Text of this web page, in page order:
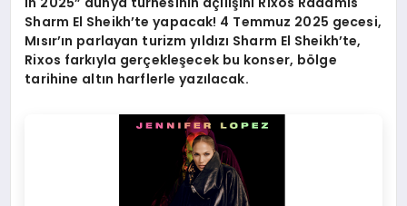
Sharm El Sheikh’te yapacak! 4 Temmuz 2025 gecesi,
Mısır’ın parlayan turizm yıldızı Sharm El Sheikh’te,
Rixos farkıyla gerçekleşecek bu konser, bölge
tarihine altın harflerle yazılacak.